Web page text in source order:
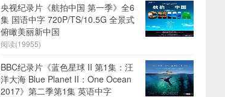
央视纪录片《航拍中国 第一季》全6
集 国语中字 720P/TS/10.5G 全景式
俯瞰美丽新中国
阅读(19955)
BBC纪录片《蓝色星球 II 第1集：汪
洋大海 Blue Planet II：One Ocean
2017》第二季第1集 英语中字